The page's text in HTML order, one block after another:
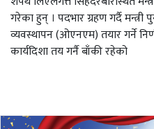
गरेका हुन् । पदभार ग्रहण गर्दै
व्यवस्थापन (ओएनएम) तयार गर्ने
कार्यदिशा तय गर्नै बाँकी रहेको